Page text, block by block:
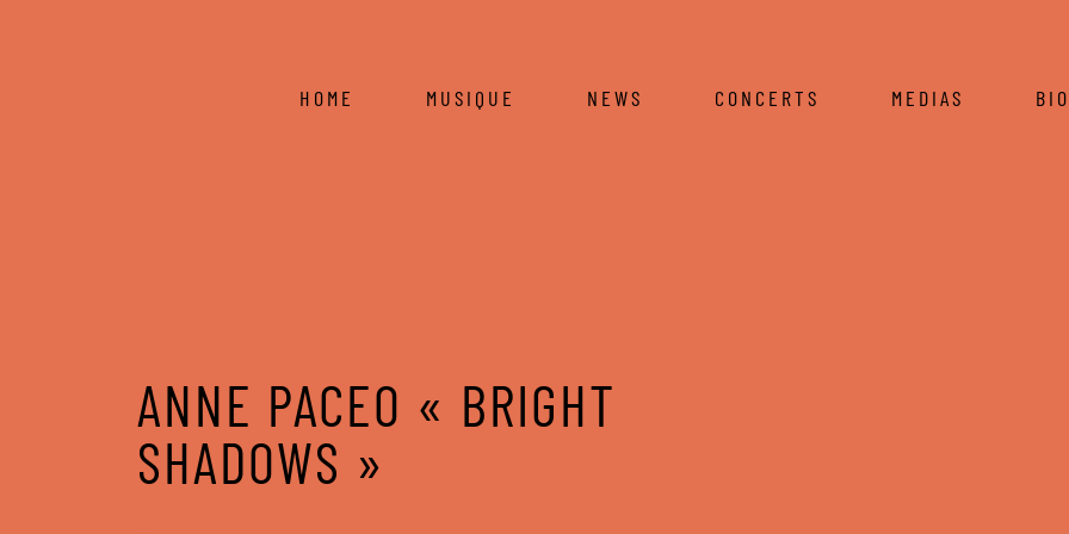
HOME MUSIQUE NEWS CONCERTS MEDIAS BIO
ANNE PACEO « BRIGHT
SHADOWS »